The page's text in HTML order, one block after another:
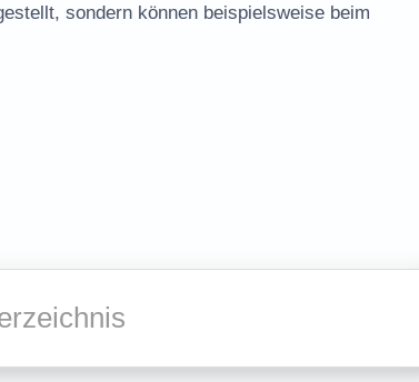
sondern können beispielsweise beim